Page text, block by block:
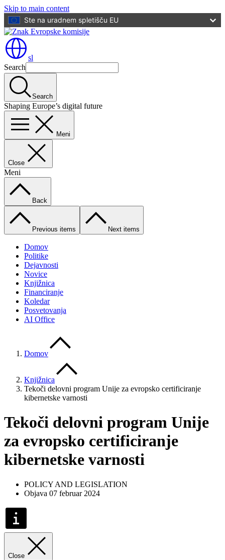
Skip to main content
Ste na uradnem spletišču EU
sl
Search
Search
Shaping Europe’s digital future
Meni
Close
Meni
Back
Previous items Next items
Domov
Politike
Dejavnosti
Novice
Knjižnica
Financiranje
Koledar
Posvetovanja
AI Office
Domov
Knjižnica
Tekoči delovni program Unije za evropsko certificiranje
kibernetske varnosti
Tekoči delovni program Unije
za evropsko certificiranje
kibernetske varnosti
POLICY AND LEGISLATION
Objava 07 februar 2024
Close